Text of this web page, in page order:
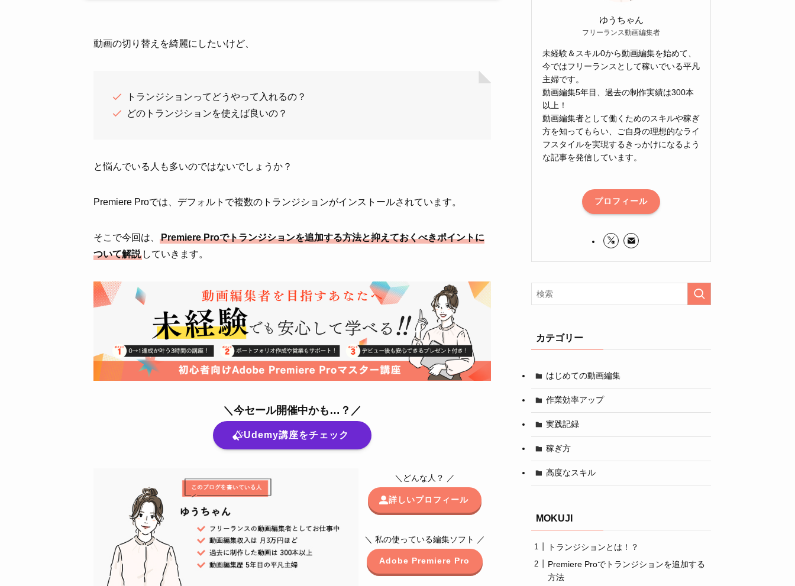
動画の切り替えを綺麗にしたいけど、
トランジションってどうやって入れるの？
どのトランジションを使えば良いの？
と悩んでいる人も多いのではないでしょうか？
Premiere Proでは、デフォルトで複数のトランジションがインストールされています。
そこで今回は、
Premiere Proでトランジションを追加する方法と抑えておくべきポイントに
ついて解説 していきます。
＼今セール開催中かも…？／
Udemy講座をチェック
＼どんな人？ ／
詳しいプロフィール
＼ 私の使っている編集ソフト ／
Adobe Premiere Pro
ゆうちゃん
フリーランス動画編集者
未経験＆スキル0から動画編集を始めて、
今ではフリーランスとして稼いでいる平凡
主婦です。
動画編集5年目、過去の制作実績は300本
以上！
動画編集者として働くためのスキルや稼ぎ
方を知ってもらい、ご自身の理想的なライ
フスタイルを実現するきっかけになるよう
な記事を発信しています。
プロフィール
カテゴリー
はじめての動画編集
作業効率アップ
実践記録
稼ぎ方
高度なスキル
MOKUJI
トランジションとは！？
Premiere Proでトランジションを追加する
方法